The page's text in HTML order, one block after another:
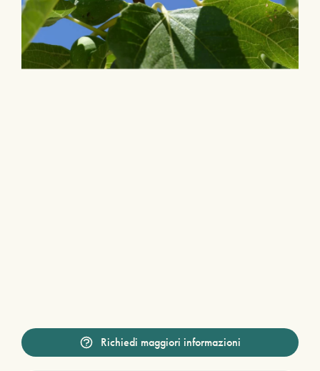
Richiedi maggiori informazioni